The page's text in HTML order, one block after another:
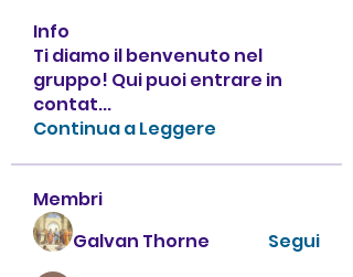
Info
Ti diamo il benvenuto nel
gruppo! Qui puoi entrare in
contat...
Continua a Leggere
Membri
Galvan Thorne
Segui